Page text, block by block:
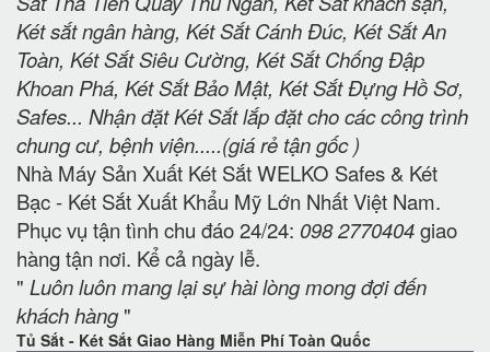
Két sắt ngân hàng, Két Sắt Cánh Đúc, Két Sắt An
Toàn, Két Sắt Siêu Cường, Két Sắt Chống Đập
Khoan Phá, Két Sắt Bảo Mật, Két Sắt Đựng Hồ Sơ,
Safes... Nhận đặt Két Sắt lắp đặt cho các công trình
chung cư, bệnh viện.....(giá rẻ tận gốc )
Nhà Máy Sản Xuất Két Sắt WELKO Safes & Két
Bạc - Két Sắt Xuất Khẩu Mỹ Lớn Nhất Việt Nam.
Phục vụ tận tình chu đáo 24/24: 098 2770404giao
hàng tận nơi. Kể cả ngày lễ.
" Luôn luôn mang lại sự hài lòng mong đợi đến
khách hàng"
Tủ Sắt - Két Sắt Giao Hàng Miễn Phí Toàn Quốc